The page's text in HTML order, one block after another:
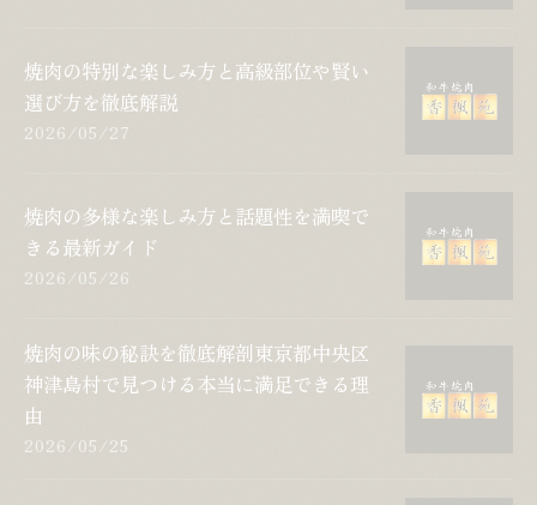
焼肉の特別な楽しみ方と高級部位や賢い
選び方を徹底解説
2026/05/27
焼肉の多様な楽しみ方と話題性を満喫で
きる最新ガイド
2026/05/26
焼肉の味の秘訣を徹底解剖東京都中央区
神津島村で見つける本当に満足できる理
由
2026/05/25